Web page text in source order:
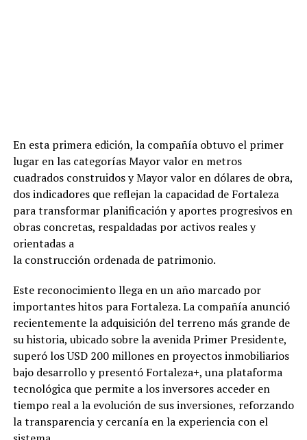
En esta primera edición, la compañía obtuvo el primer
lugar en las categorías Mayor valor en metros
cuadrados construidos y Mayor valor en dólares de obra,
dos indicadores que reflejan la capacidad de Fortaleza
para transformar planificación y aportes progresivos en
obras concretas, respaldadas por activos reales y
orientadas a
la construcción ordenada de patrimonio.
Este reconocimiento llega en un año marcado por
importantes hitos para Fortaleza. La compañía anunció
recientemente la adquisición del terreno más grande de
su historia, ubicado sobre la avenida Primer Presidente,
superó los USD 200 millones en proyectos inmobiliarios
bajo desarrollo y presentó Fortaleza+, una plataforma
tecnológica que permite a los inversores acceder en
tiempo real a la evolución de sus inversiones, reforzando
la transparencia y cercanía en la experiencia con el